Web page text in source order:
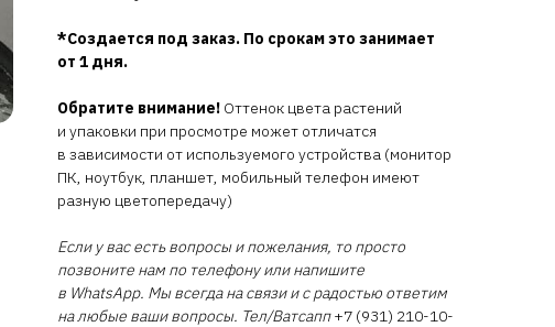
*Создается под заказ. По срокам это занимает
от 1 дня.
Обратите внимание! Оттенок цвета растений
и упаковки при просмотре может отличатся
в зависимости от используемого устройства (монитор
ПК, ноутбук, планшет, мобильный телефон имеют
разную цветопередачу)
Если у вас есть вопросы и пожелания, то просто
позвоните нам по телефону или напишите
в WhatsApp. Мы всегда на связи и с радостью ответим
на любые ваши вопросы. Тел/Ватсапп+7 (931) 210-10-